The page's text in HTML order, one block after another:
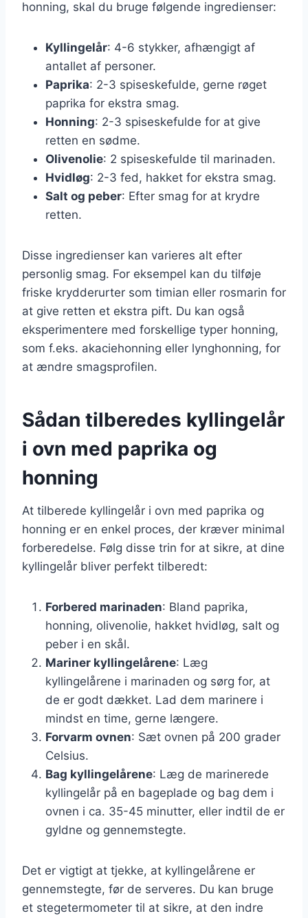
honning, skal du bruge følgende ingredienser:
Kyllingelår: 4-6 stykker, afhængigt af
antallet af personer.
Paprika: 2-3 spiseskefulde, gerne røget
paprika for ekstra smag.
Honning: 2-3 spiseskefulde for at give
retten en sødme.
Olivenolie: 2 spiseskefulde til marinaden.
Hvidløg: 2-3 fed, hakket for ekstra smag.
Salt og peber: Efter smag for at krydre
retten.
Disse ingredienser kan varieres alt efter
personlig smag. For eksempel kan du tilføje
friske krydderurter som timian eller rosmarin for
at give retten et ekstra pift. Du kan også
eksperimentere med forskellige typer honning,
som f.eks. akaciehonning eller lynghonning, for
at ændre smagsprofilen.
Sådan tilberedes kyllingelår
i ovn med paprika og
honning
At tilberede kyllingelår i ovn med paprika og
honning er en enkel proces, der kræver minimal
forberedelse. Følg disse trin for at sikre, at dine
kyllingelår bliver perfekt tilberedt:
Forbered marinaden: Bland paprika,
honning, olivenolie, hakket hvidløg, salt og
peber i en skål.
Mariner kyllingelårene: Læg
kyllingelårene i marinaden og sørg for, at
de er godt dækket. Lad dem marinere i
mindst en time, gerne længere.
Forvarm ovnen: Sæt ovnen på 200 grader
Celsius.
Bag kyllingelårene: Læg de marinerede
kyllingelår på en bageplade og bag dem i
ovnen i ca. 35-45 minutter, eller indtil de er
gyldne og gennemstegte.
Det er vigtigt at tjekke, at kyllingelårene er
gennemstegte, før de serveres. Du kan bruge
et stegetermometer til at sikre, at den indre